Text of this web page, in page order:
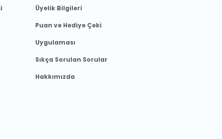
Üyelik Bilgileri
Puan ve Hediye Çeki
Uygulaması
Sıkça Sorulan Sorular
Hakkımızda